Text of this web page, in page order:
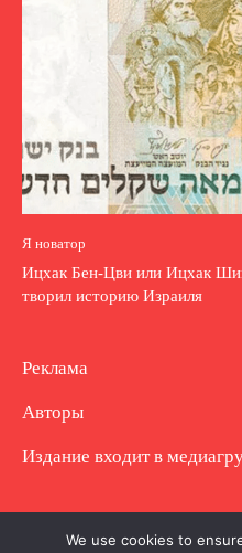
Я новатор
Ицхак Бен-Цви или Ицхак
творил историю Израиля
Реклама
Авторы
Издание входит в
Copyright © Полное
We use cookies to